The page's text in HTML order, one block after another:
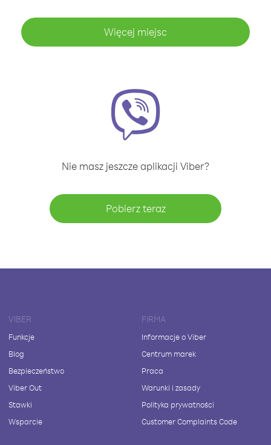
Więcej miejsc
Nie masz jeszcze aplikacji Viber?
Pobierz teraz
VIBER
Funkcje
Blog
Bezpieczeństwo
Viber Out
Stawki
Wsparcie
FIRMA
Informacje o Viber
Centrum marek
Praca
Warunki i zasady
Polityka prywatności
Customer Complaints Code